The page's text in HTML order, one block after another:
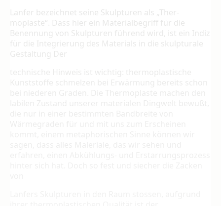
Lanfer bezeichnet seine Skulpturen als „Ther­
moplaste“. Dass hier ein Materialbegriff für die
Benennung von Skulpturen führend wird, ist ein Indiz
für die Integrierung des Materials in die skulpturale